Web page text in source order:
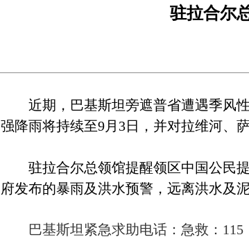
驻拉合尔
近期，巴基斯坦旁遮普省遭遇季风
强降雨将持续至9月3日，并对拉维河、
驻拉合尔总领馆提醒领区中国公民
府发布的暴雨及洪水预警，远离洪水及
巴基斯坦紧急求助电话：急救：115